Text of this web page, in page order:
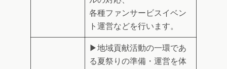
各種ファンサービスイベン
ト運営などを行います。
▶地域貢献活動の一環であ
る夏祭りの準備・運営を体